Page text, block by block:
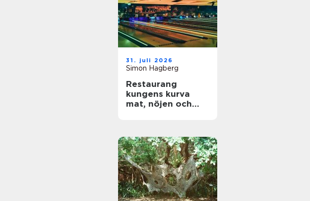
31. juli 2026
Simon Hagberg
Restaurang
kungens kurva
mat, nöjen och